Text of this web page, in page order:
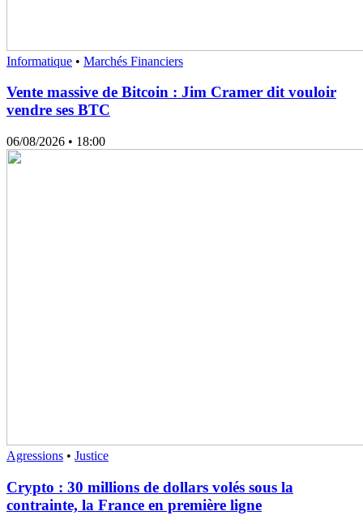
Informatique • Marchés Financiers
Vente massive de Bitcoin : Jim Cramer dit vouloir
vendre ses BTC
06/08/2026 • 18:00
Agressions • Justice
Crypto : 30 millions de dollars volés sous la
contrainte, la France en première ligne